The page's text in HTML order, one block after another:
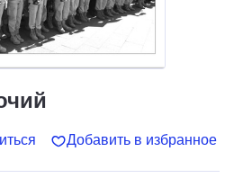
Добавить в избранное